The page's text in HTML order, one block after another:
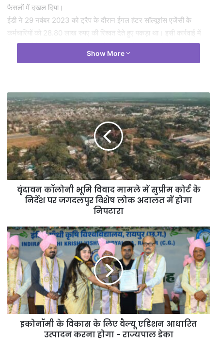
फैसलों में दखल दिया।
ईडी ने 29 नवंबर 2023 को ट्रैप के दौरान ईगल हंटर सॉल्यूशंस एजेंसी के
कर्मचारियों को 28.80 लाख रुपए की रिश्वत देते हुए पकड़ा था। इसी कार्रवाई में
मिले सबूतों के आधार पर अनवर ढेबर को 23 फरवरी 2026 को गिरफ्तार किया
गया। अनवर ढेबर ने इस मामले में जमानत के लिए हाईकोर्ट में याचिका दायर की
है। जब मामला जनता के पैसे और सरकारी खजाने की लूट से जुड़ा हो, तो कोर्ट को
अलर्ट रहना चाहिए। ऐसे घोटाले न केवल देश के आर्थिक ढांचे को नुकसान पहुंचाते
हैं, बल्कि सरकारी व्यवस्था में जनता के विश्वास को भी चोट पहुंचाते हैं। कोर्ट ने ढेबर
को इस मामले का मुख्य साजिशकर्ता और फायदा लेने वाला बताया है।
Show More
वृंदावन कॉलोनी भूमि विवाद मामले में सुप्रीम कोर्ट के
निर्देश पर जगदलपुर विशेष लोक अदालत में होगा
निपटारा
इकोनॉमी के विकास के लिए वैल्यू एडिशन आधारित
उत्पादन करना होगा - राज्यपाल डेका